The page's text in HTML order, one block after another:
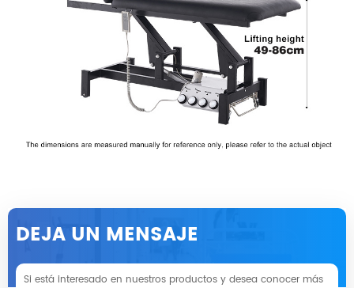
DEJA UN MENSAJE
Si está interesado en nuestros productos y desea conocer más